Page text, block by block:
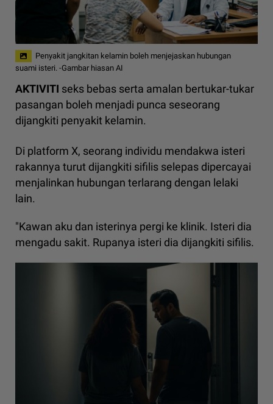
Penyakit jangkitan kelamin boleh menjejaskan hubungan
suami isteri. -Gambar hiasan AI
AKTIVITI seks bebas serta amalan bertukar-tukar
pasangan boleh menjadi punca seseorang
dijangkiti penyakit kelamin.
Di platform X, seorang individu mendakwa isteri
rakannya turut dijangkiti sifilis selepas dipercayai
menjalinkan hubungan terlarang dengan lelaki
lain.
"Kawan aku dan isterinya pergi ke klinik. Isteri dia
mengadu sakit. Rupanya isteri dia dijangkiti sifilis.